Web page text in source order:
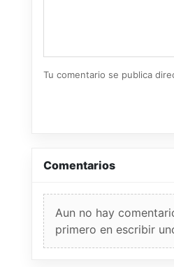
Tu comentario se publica
Comentarios
Aun no hay
primero en escribir